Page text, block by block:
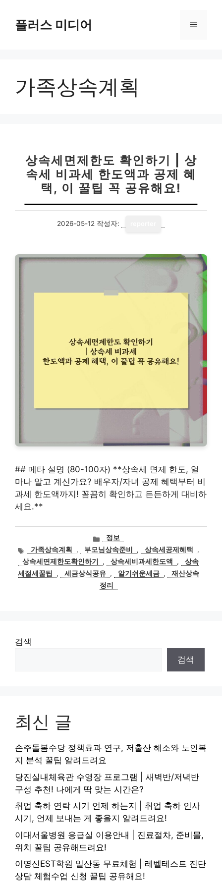
플러스 미디어 메
가족상속계획
상속세면제한도 확인하기 | 상
속세 비과세 한도액과 공제 혜
택, 이 꿀팁 꼭 공유해요!
2026-05-12 작성자:
## 메타 설명 (80-100자) **상속세 면제 한도, 얼
마나 알고 계신가요? 배우자/자녀 공제 혜택부터 비
과세 한도액까지! 꼼꼼히 확인하고 든든하게 대비하
세요.**
카
테
고
리
정보
태
그
가족상속계획 , 부모님상속준비 , 상속세공제혜택
,
상속세면제한도확인하기
, 상속세비과세한도액 ,
상속
세절세꿀팁
, 세금상식공유 , 알기쉬운세금 ,
재산상속
정리
검색
검색
최신 글
손주돌봄수당 정책효과 연구, 저출산 해소와 노인복
지 분석 꿀팁 알려드려요
당진실내체육관 수영장 프로그램 | 새벽반/저녁반
구성 추천! 나에게 딱 맞는 시간은?
취업 축하 연락 시기 언제 하는지 | 취업 축하 인사
시기, 언제 보내는 게 좋을지 알려드려요!
이대서울병원 응급실 이용안내 | 진료절차, 준비물,
위치 꿀팁 공유해드려요!
이영신EST학원 일산동 무료체험 | 레벨테스트 진단
상담 체험수업 신청 꿀팁 공유해요!